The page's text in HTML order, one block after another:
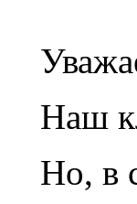
Наш
Но, в